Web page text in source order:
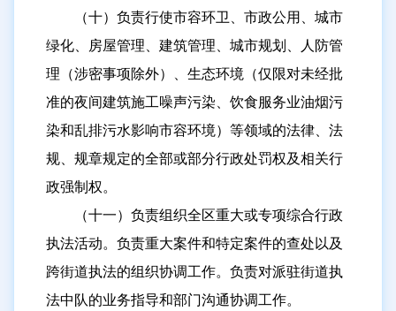
（十）负责行使市容环卫、市政公用、城市
绿化、房屋管理、建筑管理、城市规划、人防管
理（涉密事项除外）、生态环境（仅限对未经批
准的夜间建筑施工噪声污染、饮食服务业油烟污
染和乱排污水影响市容环境）等领域的法律、法
规、规章规定的全部或部分行政处罚权及相关行
政强制权。
（十一）负责组织全区重大或专项综合行政
执法活动。负责重大案件和特定案件的查处以及
跨街道执法的组织协调工作。负责对派驻街道执
法中队的业务指导和部门沟通协调工作。